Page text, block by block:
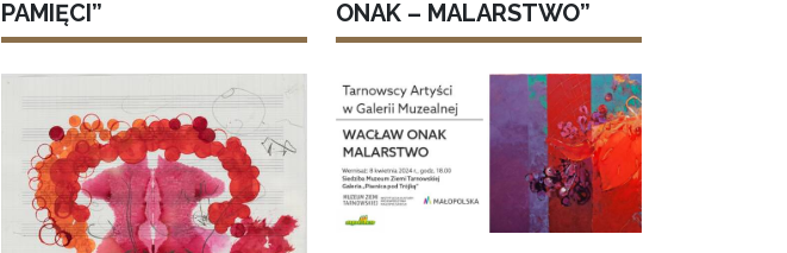
PAMIĘCI”
ONAK – MALARSTWO”